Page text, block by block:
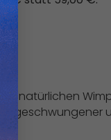
€.
natürlichen
geschwungener